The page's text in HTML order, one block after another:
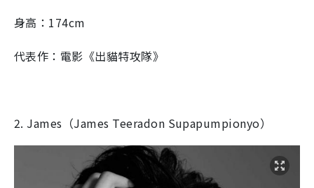
身高：174cm
代表作：電影《出貓特攻隊》
2. James（James Teeradon Supapumpionyo）